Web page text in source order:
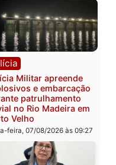
Polícia
Polícia Civil deflagra
operação contra facção
criminosa que atacava
provedores de internet
Rondônia
sexta-feira, 07/08/2026 às